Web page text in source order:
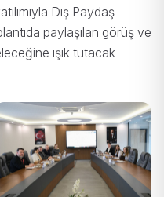
Dış Paydaş
paylaşılan görüş ve
ışık tutacak